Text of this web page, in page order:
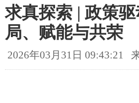
求真探索 | 政策
局、赋能与共荣
2026年03月31日 09:43:21